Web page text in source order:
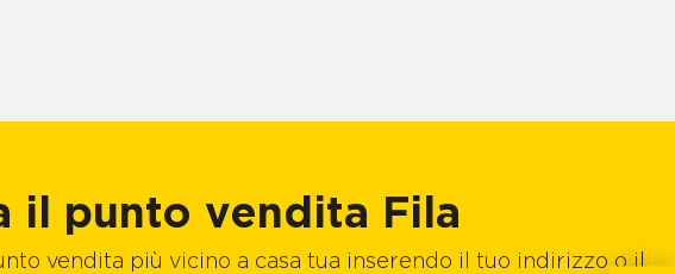
il punto vendita Fila
vendita più vicino a casa tua inserendo il tuo indirizzo o il